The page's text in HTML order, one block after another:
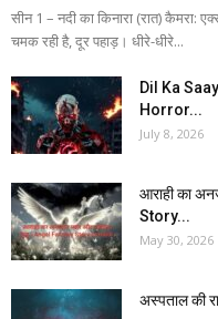
सीन 1 – नदी का किनारा (रात) कैमरा:
चमक रही है, दूर पहाड़। धीरे-धीरे...
Dil Ka
Horror...
July 8, 2026
आराही का
Story...
May 30, 2026
अस्पताल की